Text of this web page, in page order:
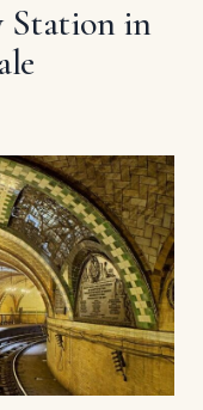
Station in